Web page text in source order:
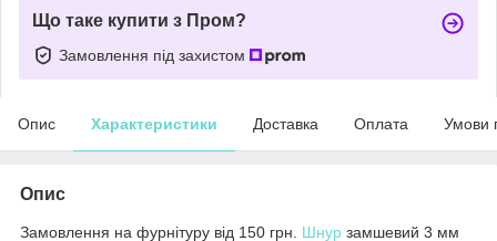
Що таке купити з Пром?
Замовлення під захистом
Опис Характеристики Доставка Оплата Умови
Опис
Замовлення на фурнітуру від 150 грн. Шнур замшевий 3 мм